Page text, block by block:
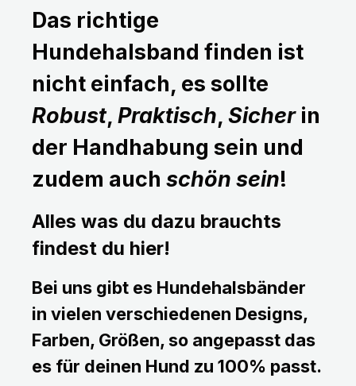
Das richtige
Hundehalsband finden ist
nicht einfach, es sollte
Robust, Praktisch, Sicherin
der Handhabung sein und
zudem auch schön sein!
Alles was du dazu brauchts
findest du hier!
Bei uns gibt es Hundehalsbänder
in vielen verschiedenen Designs,
Farben, Größen, so angepasst das
es für deinen Hund zu 100% passt.